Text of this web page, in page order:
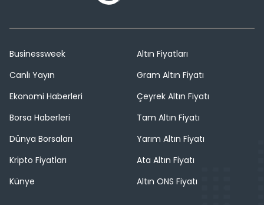
Businessweek
Canlı Yayın
Ekonomi Haberleri
Borsa Haberleri
Dünya Borsaları
Kripto Fiyatları
Künye
Altın Fiyatları
Gram Altın Fiyatı
Çeyrek Altın Fiyatı
Tam Altın Fiyatı
Yarım Altın Fiyatı
Ata Altın Fiyatı
Altın ONS Fiyatı